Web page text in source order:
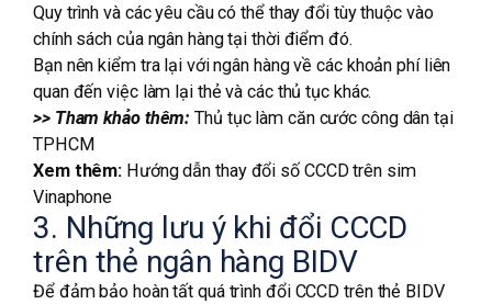
Quy trình và các yêu cầu có thể thay đổi tùy thuộc vào
chính sách của ngân hàng tại thời điểm đó.
Bạn nên kiểm tra lại với ngân hàng về các khoản phí liên
quan đến việc làm lại thẻ và các thủ tục khác.
>> Tham khảo thêm:Thủ tục làm căn cước công dân tại
TPHCM
Xem thêm: Hướng dẫn thay đổi số CCCD trên sim
Vinaphone
3. Những lưu ý khi đổi CCCD
trên thẻ ngân hàng BIDV
Để đảm bảo hoàn tất quá trình đổi CCCD trên thẻ BIDV